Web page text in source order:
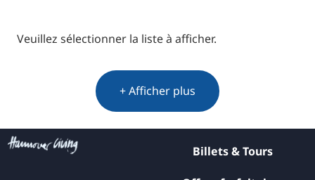
Veuillez sélectionner la liste à afficher.
+ Afficher plus
Billets & Tours